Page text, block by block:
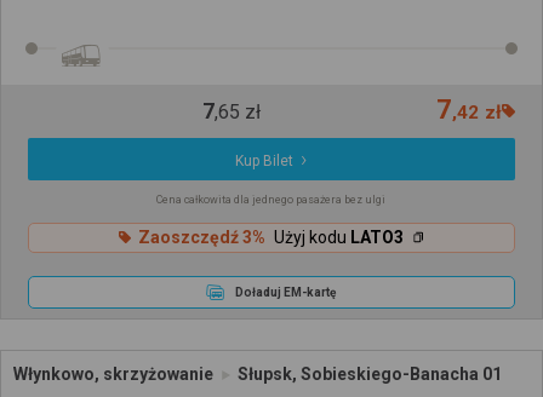
7,65 zł 7,42 zł
Kup Bilet
Cena całkowita dla jednego pasażera bez ulgi
Zaoszczędź 3% Użyj kodu LATO3
Doładuj EM-kartę
Włynkowo, skrzyżowanie Słupsk, Sobieskiego-Banacha 01